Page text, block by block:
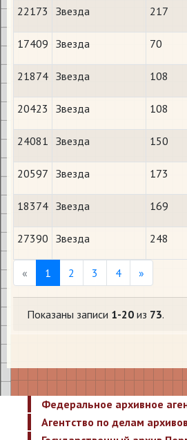
22173 Звезда 217
17409 Звезда 70
21874 Звезда 108
20423 Звезда 108
24081 Звезда 150
20597 Звезда 173
18374 Звезда 169
27390 Звезда 248
« Previous
1 2 3 4 »
Показаны записи 1-20 из 73.
Федеральное архивное
Агентство по делам